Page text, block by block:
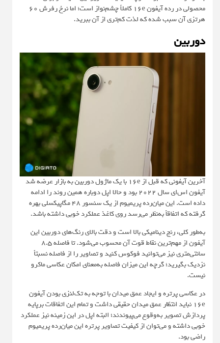
محصولی در رده آیفون 16e کاملاً چشم‌نواز است؛ اما نرخ رفرش ۶۰
هرتزی آن سبب شده که لذت کم‌تری از آن ببرید.
دوربین
آخرین آیفونی که قبل از 16e با یک ماژول دوربین به بازار عرضه شد
آیفون اس‌ای سال ۲۰۲۲ بود و حالا اپل دوباره همین روند را ادامه
داده است. این میان‌رده پریمیوم از یک سنسور ۴۸ مگاپیکسلی بهره
گرفته که اتفاقاً به‌نظر می‌رسد روی کاغذ عملکرد خوبی داشته باشد.
به‌طور کلی، رنج دینامیکی بالا است و دقت بالای رنگ‌های دوربین این
آیفون از مهم‌ترین نقاط قوت آن محسوب می‌شود. تا فاصله ۸.۵
سانتی‌متری نیز می‌توانید فوکوس کنید و تصاویر را از فاصله نسبتاً
نزدیک بگیرید؛ گرچه این میزان فاصله به‌معنای امکان عکاسی ماکرو
نیست.
در عکاسی پرتره و ایجاد عمق میدان با توجه به تک‌لنزی بودن آیفون
16e نباید انتظار عمق میدان حقیقی داشت و تمام این اتفاقات برپایه
پردازش تصویر به‌وقوع می‌پیوندند؛ البته اپل در این زمینه نیز عملکرد
خوبی داشته و می‌توان از کیفیت تصاویر پرتره این میان‌رده پریمیوم
راضی بود.